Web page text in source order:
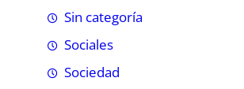
Sin categoría
Sociales
Sociedad